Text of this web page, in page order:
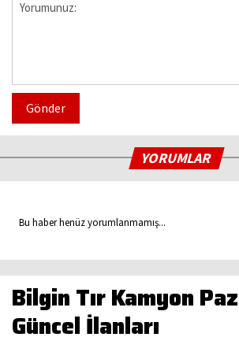
Gönder
YORUMLAR
Bu haber henüz yorumlanmamış...
Bilgin Tır Kamyon
Güncel İlanları